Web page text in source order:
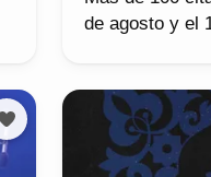
de agosto y el